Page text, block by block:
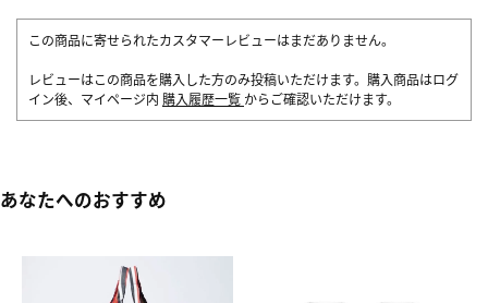
この商品に寄せられたカスタマーレビューはまだありません。
レビューはこの商品を購入した方のみ投稿いただけます。購入商品はログ
イン後、マイページ内 購入履歴一覧 からご確認いただけます。
あなたへのおすすめ